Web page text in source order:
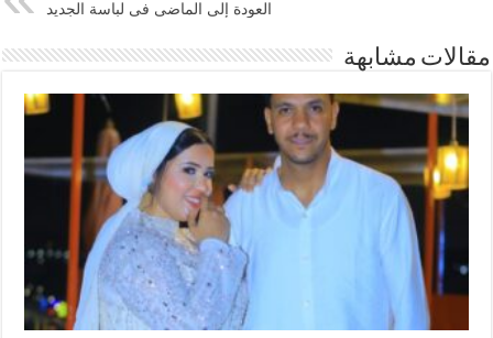
العودة إلى الماضى فى لباسة الجديد
مقالات مشابهة